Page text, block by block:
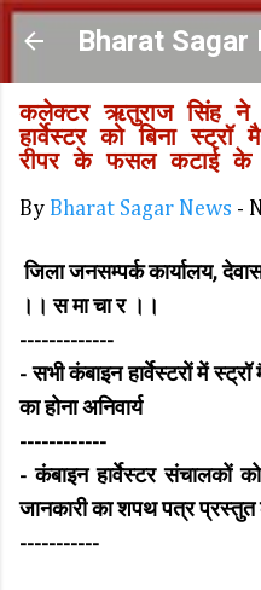
Skip to
Bharat Sagar
कलेक्टर ऋतुराज सिंह ने
हार्वेस्टर को बिना स्ट्रॉ
रीपर के फसल कटाई के
By Bharat Sagar News -
जिला जनसम्पर्क कार्यालय,
।। स मा चा र ।।
-------------
- सभी कंबाइन हार्वेस्टरों में
का होना अनिवार्य
------------
- कंबाइन हार्वेस्टर संचालकों
जानकारी का शपथ पत्र प्रस्तुत
-----------